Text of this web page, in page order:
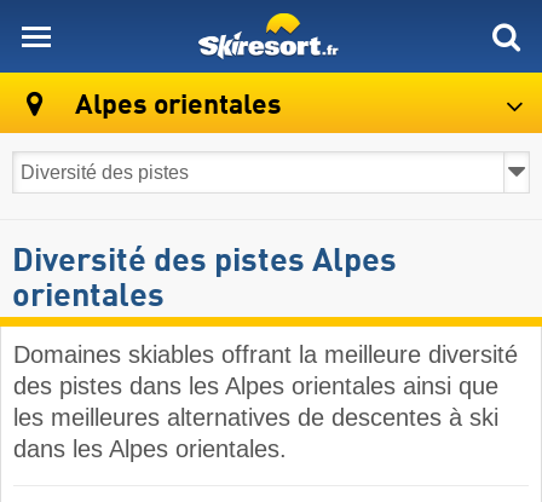
Alpes orientales
Diversité des pistes Alpes
orientales
Domaines skiables offrant la meilleure diversité
des pistes dans les Alpes orientales ainsi que
les meilleures alternatives de descentes à ski
dans les Alpes orientales.